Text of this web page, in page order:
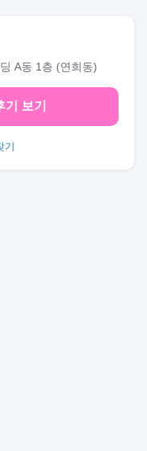
A동 1층 (연희동)
기 보기
기